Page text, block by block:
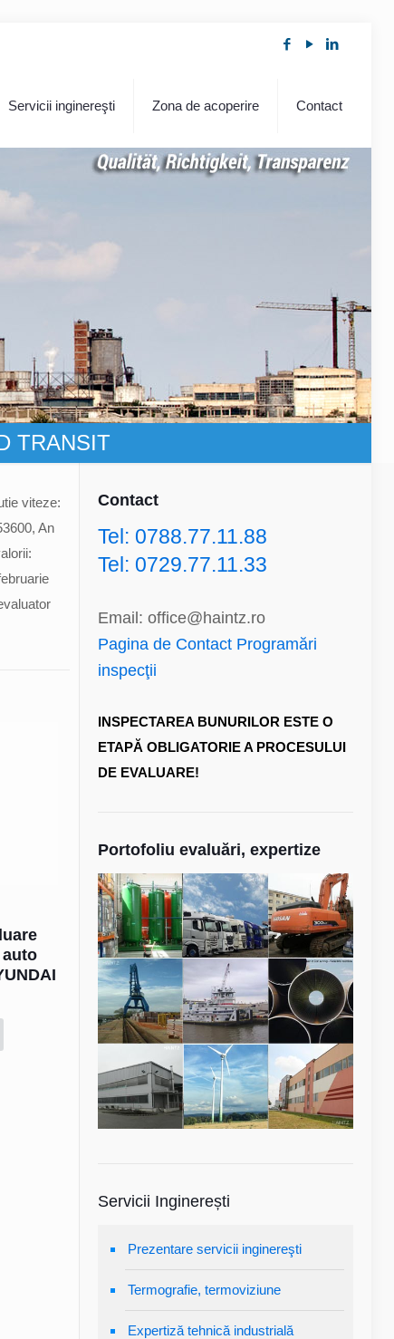
Servicii inginereşti Zona de acoperire Contact
TRANSIT
viteze:
An
Contact
Tel: 0788.77.11.88
Tel: 0729.77.11.33
Email: office@haintz.ro
Pagina de Contact Programări
inspecţii
INSPECTAREA BUNURILOR ESTE O
ETAPĂ OBLIGATORIE A PROCESULUI
DE EVALUARE!
Portofoliu evaluări, expertize
Servicii Inginerești
Prezentare servicii inginereşti
Termografie, termoviziune
Expertiză tehnică industrială